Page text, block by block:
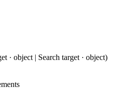
· object | Search target · object)
s